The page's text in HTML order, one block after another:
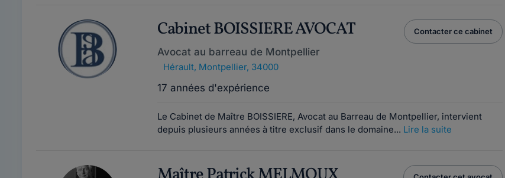
Cabinet BOISSIERE AVOCAT
Avocat au barreau de Montpellier
Hérault, Montpellier, 34000
17 années d'expérience
Contacter ce cabinet
Le Cabinet de Maître BOISSIERE, Avocat au Barreau de Montpellier, intervient
depuis plusieurs années à titre exclusif dans le domaine... Lire la suite